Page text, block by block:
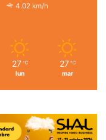
4.02 km/h
27 ℃
lun
27 ℃
mar